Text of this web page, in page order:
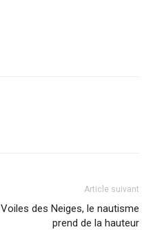
Article suivant
Voiles des Neiges, le nautisme
prend de la hauteur